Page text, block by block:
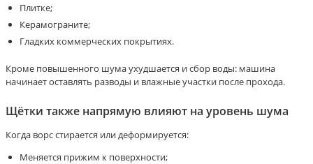
Плитке;
Керамограните;
Гладких коммерческих покрытиях.
Кроме повышенного шума ухудшается и сбор воды: машина
начинает оставлять разводы и влажные участки после прохода.
Щётки также напрямую влияют на уровень шума
Когда ворс стирается или деформируется:
Меняется прижим к поверхности;